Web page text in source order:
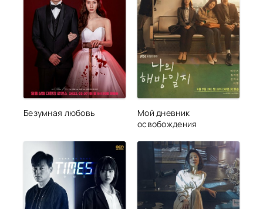
Безумная любовь
Мой дневник
освобождения